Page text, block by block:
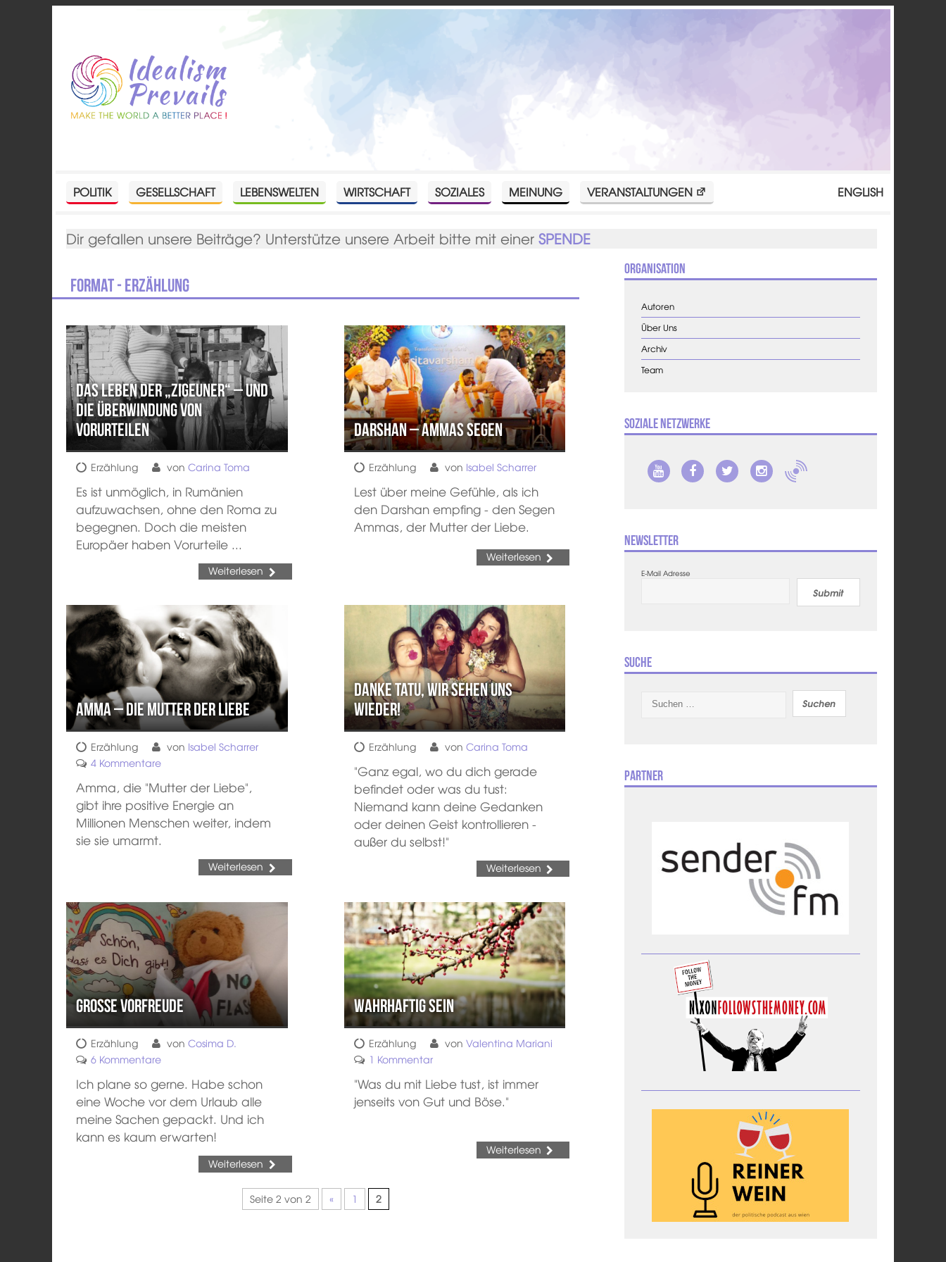
POLITIK GESELLSCHAFT LEBENSWELTEN WIRTSCHAFT SOZIALES MEINUNG VERANSTALTUNGEN ENGLISH
Dir gefallen unsere Beiträge? Unterstütze unsere Arbeit bitte mit einerSPENDE
Format - Erzählung
Das Leben der „Zigeuner“ – und
die Überwindung von
Vorurteilen
Erzählung vonCarina Toma
Es ist unmöglich, in Rumänien
aufzuwachsen, ohne den Roma zu
begegnen. Doch die meisten
Europäer haben Vorurteile ...
Weiterlesen
Darshan – Ammas Segen
Erzählung von Isabel Scharrer
Lest über meine Gefühle, als ich
den Darshan empfing - den Segen
Ammas, der Mutter der Liebe.
Weiterlesen
Amma – Die Mutter der Liebe
Erzählung von Isabel Scharrer
4 Kommentare
Amma, die "Mutter der Liebe",
gibt ihre positive Energie an
Millionen Menschen weiter, indem
sie sie umarmt.
Weiterlesen
Danke Tatu, wir sehen uns
wieder!
Erzählung von Carina Toma
"Ganz egal, wo du dich gerade
befindet oder was du tust:
Niemand kann deine Gedanken
oder deinen Geist kontrollieren -
außer du selbst!"
Weiterlesen
Große Vorfreude
Erzählung vonCosima D.
6 Kommentare
Ich plane so gerne. Habe schon
eine Woche vor dem Urlaub alle
meine Sachen gepackt. Und ich
kann es kaum erwarten!
Weiterlesen
Wahrhaftig sein
Erzählung von Valentina Mariani
1 Kommentar
"Was du mit Liebe tust, ist immer
jenseits von Gut und Böse."
Weiterlesen
Seite 2 von 2 « 1 2
Organisation
Autoren
Über Uns
Archiv
Team
Soziale Netzwerke
Newsletter
E-Mail Adresse
Submit
Suche
nach:
Partner